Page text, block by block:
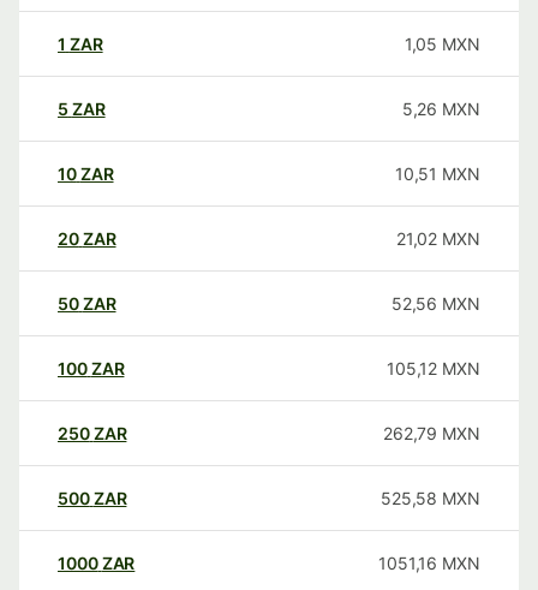
1 ZAR 1,05 MXN
5 ZAR 5,26 MXN
10ZAR 10,51 MXN
20ZAR 21,02 MXN
50ZAR 52,56 MXN
100ZAR 105,12 MXN
250ZAR 262,79 MXN
500ZAR 525,58 MXN
1000ZAR 1051,16 MXN